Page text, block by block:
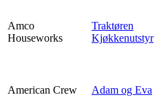
Amco
Houseworks
Traktøren
Kjøkkenutstyr
American Crew Adam og Eva